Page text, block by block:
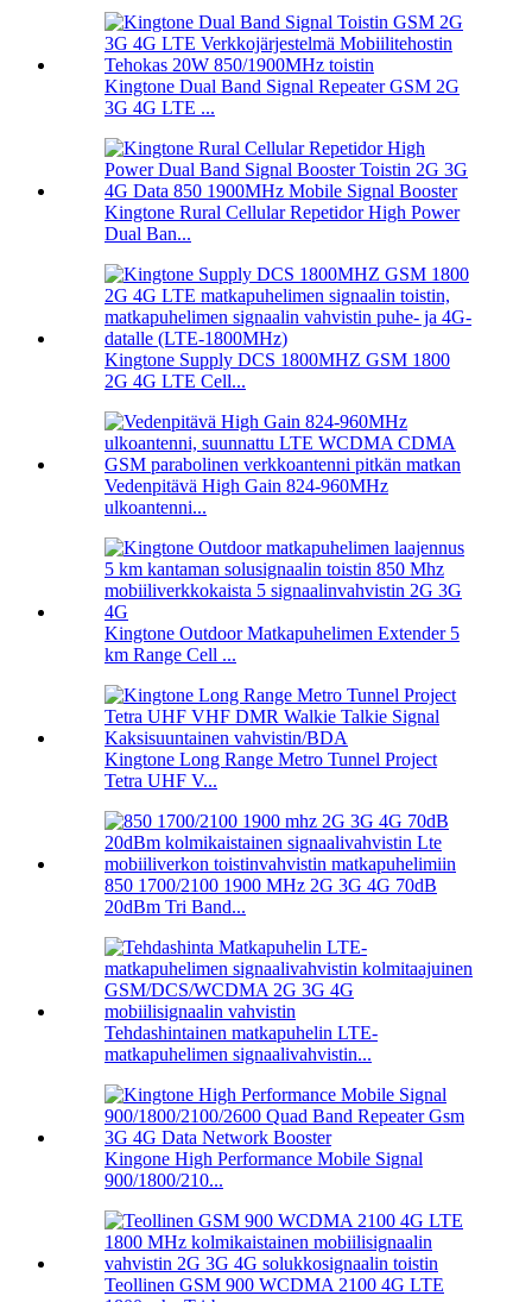
Kingtone Dual Band Signal Repeater GSM 2G
3G 4G LTE ...
Kingtone Rural Cellular Repetidor High Power
Dual Ban...
Kingtone Supply DCS 1800MHZ GSM 1800
2G 4G LTE Cell...
Vedenpitävä High Gain 824-960MHz
ulkoantenni...
Kingtone Outdoor Matkapuhelimen Extender 5
km Range Cell ...
Kingtone Long Range Metro Tunnel Project
Tetra UHF V...
850 1700/2100 1900 MHz 2G 3G 4G 70dB
20dBm Tri Band...
Tehdashintainen matkapuhelin LTE-
matkapuhelimen signaalivahvistin...
Kingone High Performance Mobile Signal
900/1800/210...
Teollinen GSM 900 WCDMA 2100 4G LTE